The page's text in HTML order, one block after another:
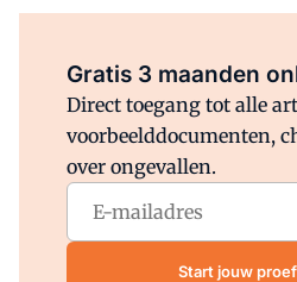
Gratis 3 maanden
Direct toegang tot alle
voorbeelddocumenten,
over ongevallen.
Start jouw